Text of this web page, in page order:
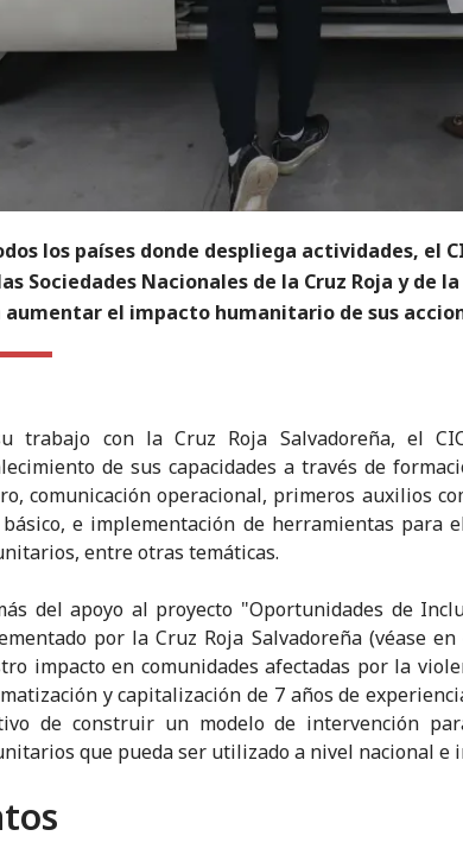
los países donde despliega actividades, el
Sociedades Nacionales de la Cruz Roja y de
aumentar el impacto humanitario de sus
trabajo con la Cruz Roja Salvadoreña, el
de sus capacidades a través de
comunicación operacional, primeros auxilios
e implementación de herramientas para
entre otras temáticas.
del apoyo al proyecto "Oportunidades de
por la Cruz Roja Salvadoreña (véase
impacto en comunidades afectadas por la
y capitalización de 7 años de
de construir un modelo de intervención
que pueda ser utilizado a nivel nacional e